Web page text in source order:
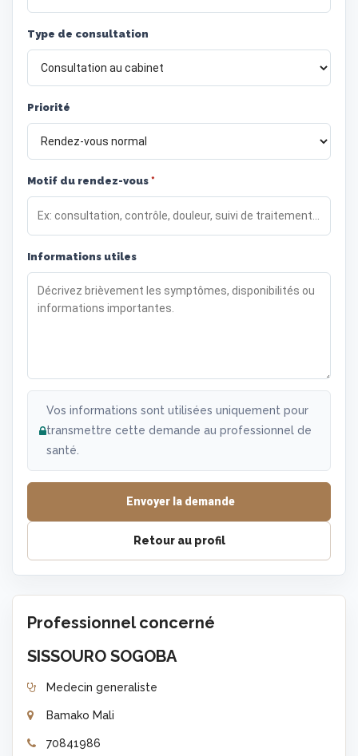
Type de consultation
Priorité
Motif du rendez-vous *
Informations utiles
Vos informations sont utilisées uniquement pour
transmettre cette demande au professionnel de
santé.
Envoyer la demande
Retour au profil
Professionnel concerné
SISSOURO SOGOBA
Medecin generaliste
Bamako Mali
70841986